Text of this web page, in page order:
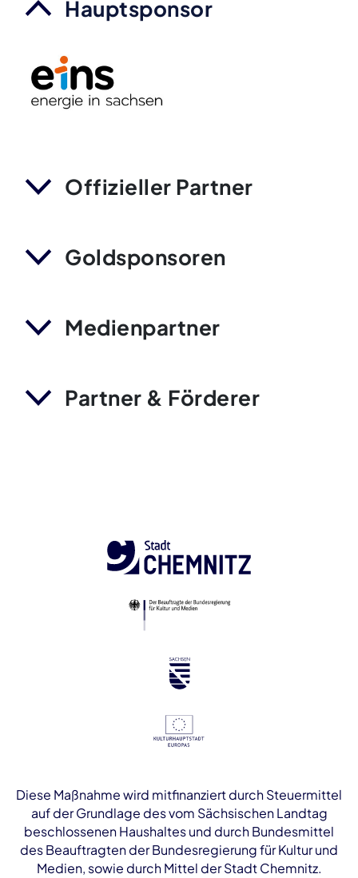
Hauptsponsor
Offizieller Partner
Goldsponsoren
Medienpartner
Partner & Förderer
Diese Maßnahme wird mitfinanziert durch Steuermittel
auf der Grundlage des vom Sächsischen Landtag
beschlossenen Haushaltes und durch Bundesmittel
des Beauftragten der Bundesregierung für Kultur und
Medien, sowie durch Mittel der Stadt Chemnitz.